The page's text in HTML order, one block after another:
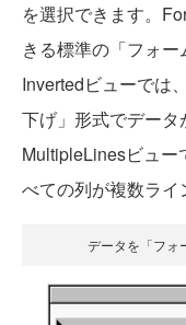
を選択できます。
きる標準の「フォー
Invertedビューでは
下げ」形式でデータ
MultipleLinesビュー
べての列が複数ライ
データを「フォ